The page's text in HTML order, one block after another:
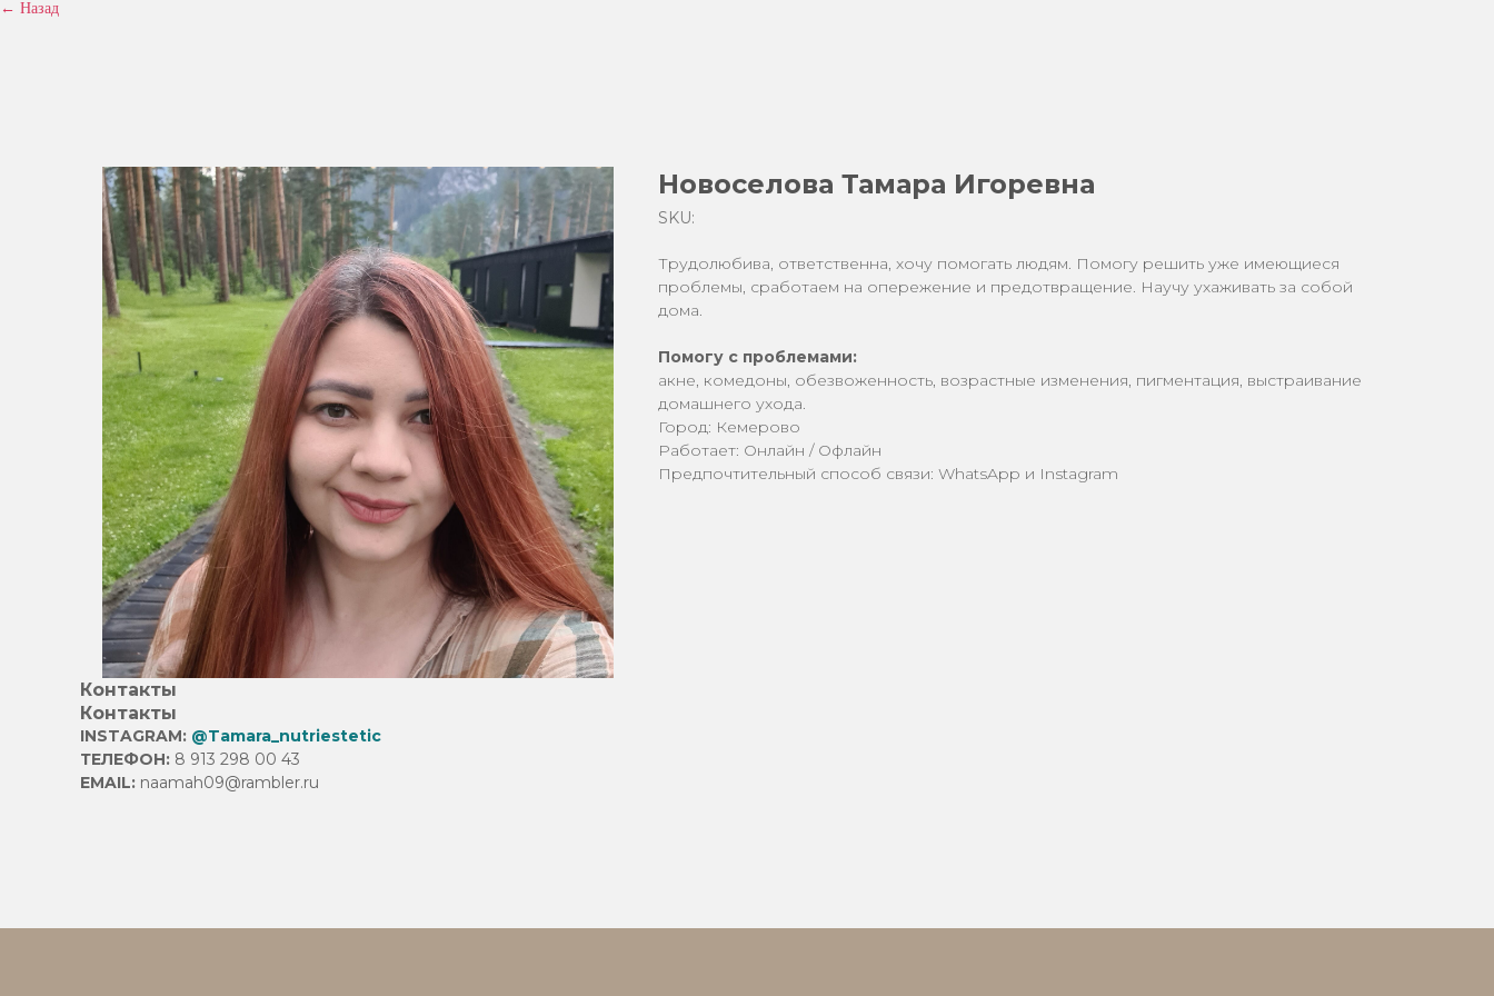
← Назад
Новоселова Тамара Игоревна
SKU:
Трудолюбива, ответственна, хочу помогать людям. Помогу решить уже имеющиеся
проблемы, сработаем на опережение и предотвращение. Научу ухаживать за собой
дома.
Помогу с проблемами:
акне, комедоны, обезвоженность, возрастные изменения, пигментация, выстраивание
домашнего ухода.
Город: Кемерово
Работает: Онлайн / Офлайн
Предпочтительный способ связи: WhatsApp и Instagram
Контакты
Контакты
INSTAGRAM: @Tamara_nutriestetic
ТЕЛЕФОН: 8 913 298 00 43
EMAIL: naamah09@rambler.ru